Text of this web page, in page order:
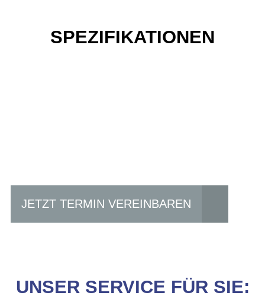
SPEZIFIKATIONEN
JETZT TERMIN VEREINBAREN
UNSER SERVICE FÜR SIE: